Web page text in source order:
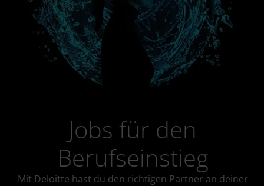
Jobs für den
Berufseinstieg
Mit Deloitte hast du den richtigen Partner an deiner